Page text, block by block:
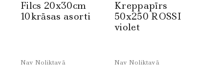
Filcs 20x30cm
10krāsas asorti
Nav Noliktavā
Kreppapīrs
50x250 ROSSI
violet
Nav Noliktavā